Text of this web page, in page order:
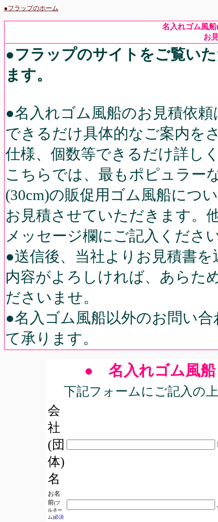
●フラップのホーム
名入れゴム風
お
●フラップのサイトをご覧い
ます。
●名入れゴム風船のお見積依
できるだけ具体的なご案内を
仕様、個数等できるだけ詳し
こちらでは、最もポピュラー
(30cm)の販促用ゴム風船につ
お見積させていただきます。
メッセージ欄にご記入くださ
●送信後、当社よりお見積書
内容がよろしければ、あらた
ださいませ。
●名入ゴム風船以外のお問い
て承ります。
● 名入れゴム風
下記フォームにご記入の
会
社
(団
体)
名
お名
前(フ
ルネー
ム)必須